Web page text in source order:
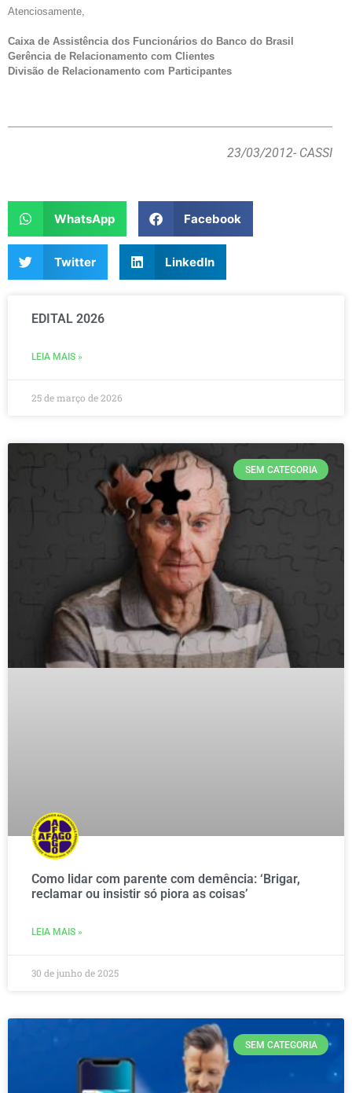
Atenciosamente,
Caixa de Assistência dos Funcionários do Banco do Brasil
Gerência de Relacionamento com Clientes
Divisão de Relacionamento com Participantes
23/03/2012- CASSI
WhatsApp Facebook
Twitter LinkedIn
EDITAL 2026
LEIA MAIS »
25 de março de 2026
SEM CATEGORIA
Como lidar com parente com demência: ‘Brigar,
reclamar ou insistir só piora as coisas’
LEIA MAIS »
30 de junho de 2025
SEM CATEGORIA